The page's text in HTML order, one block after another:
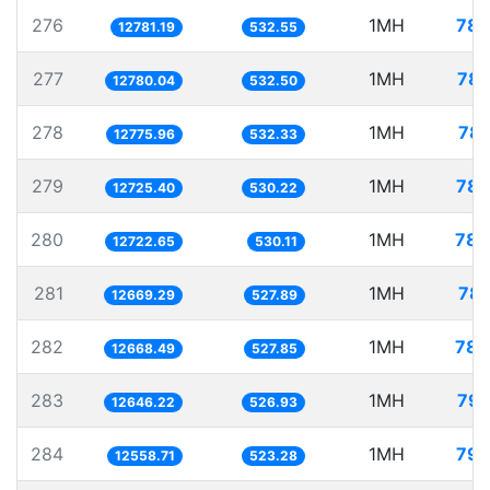
276 12781.19 532.55 1MH
277 12780.04 532.50 1MH
278 12775.96 532.33 1MH
279 12725.40 530.22 1MH
280 12722.65 530.11 1MH
281 12669.29 527.89 1MH
282 12668.49 527.85 1MH
283 12646.22 526.93 1MH
284 12558.71 523.28 1MH